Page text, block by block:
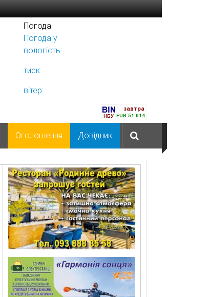
Погода
Погода у
вологість:
тиск:
вітер:
Оголошення Довідник